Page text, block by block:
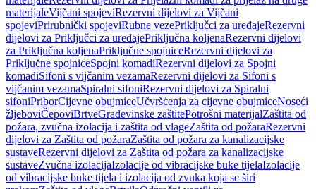
materijaleVijčani spojeviRezervni dijelovi za Vijčani
spojeviPrirubnički spojeviRubne vezePriključci za uređajeRezervni
dijelovi za Priključci za uređajePriključna koljenaRezervni dijelovi
za Priključna koljenaPriključne spojniceRezervni dijelovi za
Priključne spojniceSpojni komadiRezervni dijelovi za Spojni
komadiSifoni s vijčanim vezamaRezervni dijelovi za Sifoni s
vijčanim vezamaSpiralni sifoniRezervni dijelovi za Spiralni
sifoniPriborCijevne obujmiceUčvršćenja za cijevne obujmiceNoseći
žljeboviČepoviBrtveGrađevinske zaštitePotrošni materijalZaštita od
požara, zvučna izolacija i zaštita od vlageZaštita od požaraRezervni
dijelovi za Zaštita od požaraZaštita od požara za kanalizacijske
sustaveRezervni dijelovi za Zaštita od požara za kanalizacijske
sustaveZvučna izolacijaIzolacije od vibracijske buke tijelaIzolacije
od vibracijske buke tijela i izolacija od zvuka koja se širi